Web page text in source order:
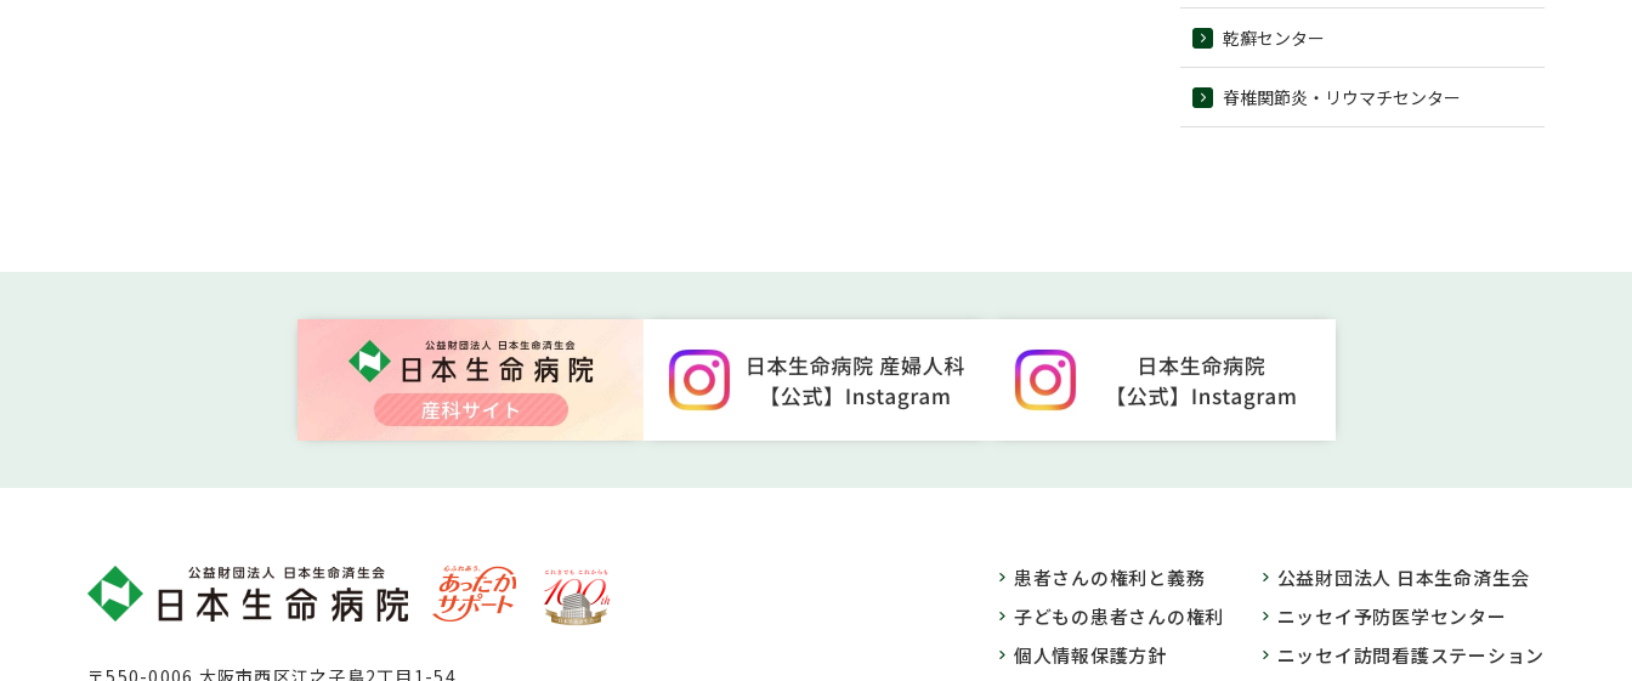
乾癬センター
脊椎関節炎・リウマチセンター
患者さんの権利と義務
子どもの患者さんの権利
個人情報保護方針
公益財団法人 日本生命済生会
ニッセイ予防医学センター
ニッセイ訪問看護ステーション